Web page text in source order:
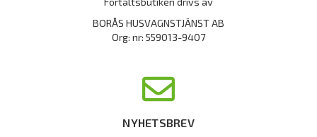
BORÅS HUSVAGNSTJÄNST AB
Org: nr: 559013-9407
NYHETSBREV